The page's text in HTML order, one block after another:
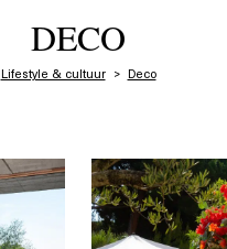
DECO
Lifestyle & cultuur Deco